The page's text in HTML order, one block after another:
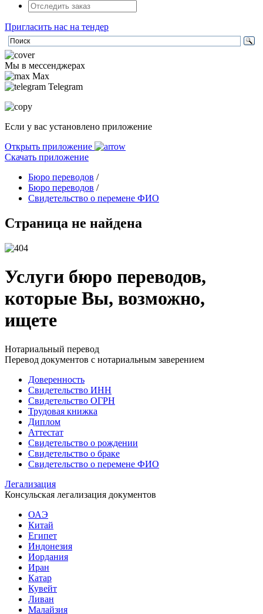
Пригласить нас на тендер
Мы в мессенджерах
Max
Telegram
Если у вас установлено приложение
Открыть приложение
Скачать приложение
Бюро переводов /
Бюро переводов /
Свидетельство о перемене ФИО
Страница не найдена
Услуги бюро переводов,
которые Вы, возможно,
ищете
Нотариальный перевод
Перевод документов с нотариальным заверением
Доверенность
Свидетельство ИНН
Свидетельство ОГРН
Трудовая книжка
Диплом
Аттестат
Свидетельство о рождении
Свидетельство о браке
Свидетельство о перемене ФИО
Легализация
Консульская легализация документов
ОАЭ
Китай
Египет
Индонезия
Иордания
Иран
Катар
Кувейт
Ливан
Малайзия